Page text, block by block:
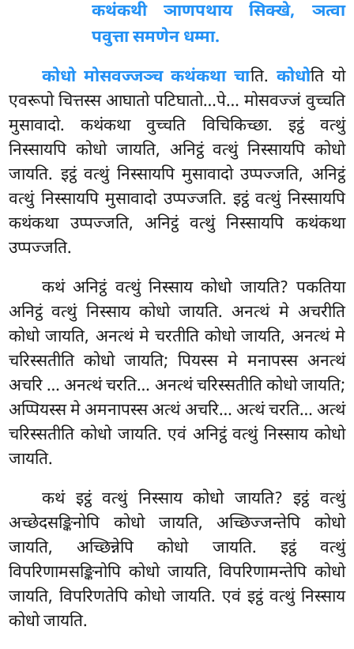
कथंकथी ञाणपथाय सिक्खे, ञत्वा
पवुत्ता समणेन धम्मा.
कोधो मोसवज्जञ्च कथंकथा चाति. कोधोति यो
एवरूपो चित्तस्स आघातो पटिघातो…पे… मोसवज्जं वुच्चति
मुसावादो. कथंकथा वुच्चति विचिकिच्छा. इट्ठं वत्थुं
निस्सायपि कोधो जायति, अनिट्ठं वत्थुं निस्सायपि कोधो
जायति. इट्ठं वत्थुं निस्सायपि मुसावादो उप्पज्जति, अनिट्ठं
वत्थुं निस्सायपि मुसावादो उप्पज्जति. इट्ठं वत्थुं निस्सायपि
कथंकथा उप्पज्जति, अनिट्ठं वत्थुं निस्सायपि कथंकथा
उप्पज्जति.
कथं अनिट्ठं वत्थुं निस्साय कोधो जायति? पकतिया
अनिट्ठं वत्थुं निस्साय कोधो जायति. अनत्थं मे अचरीति
कोधो जायति, अनत्थं मे चरतीति कोधो जायति, अनत्थं मे
चरिस्सतीतिकोधो जायति; पियस्स मे मनापस्स अनत्थं
अचरि … अनत्थं चरति… अनत्थं चरिस्सतीति कोधो जायति;
अप्पियस्स मे अमनापस्स अत्थं अचरि… अत्थं चरति… अत्थं
चरिस्सतीति कोधो जायति. एवं अनिट्ठं वत्थुं निस्साय कोधो
जायति.
कथं इट्ठं वत्थुं निस्साय कोधो जायति? इट्ठं वत्थुं
अच्छेदसङ्किनोपि कोधो जायति, अच्छिज्जन्तेपि कोधो
जायति, अच्छिन्नेपि कोधो जायति. इट्ठं वत्थुं
विपरिणामसङ्किनोपि कोधो जायति, विपरिणामन्तेपि कोधो
जायति, विपरिणतेपि कोधो जायति. एवं इट्ठं वत्थुं निस्साय
कोधो जायति.